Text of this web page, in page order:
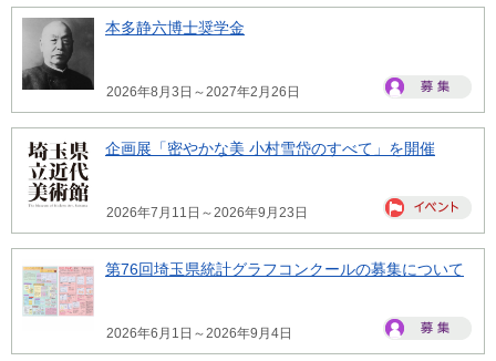
本多静六博士奨学金
2026年8月3日～2027年2月26日
企画展「密やかな美 小村雪岱のすべて」を開催
2026年7月11日～2026年9月23日
第76回埼玉県統計グラフコンクールの募集について
2026年6月1日～2026年9月4日